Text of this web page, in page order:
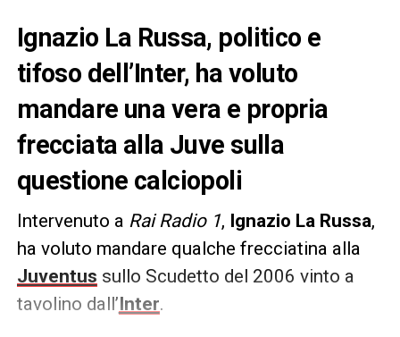
Ignazio La Russa, politico e
tifoso dell’Inter, ha voluto
mandare una vera e propria
frecciata alla Juve sulla
questione calciopoli
Intervenuto a Rai Radio 1, Ignazio La Russa,
ha voluto mandare qualche frecciatina alla
Juventus sullo Scudetto del 2006 vinto a
tavolino dall’Inter.